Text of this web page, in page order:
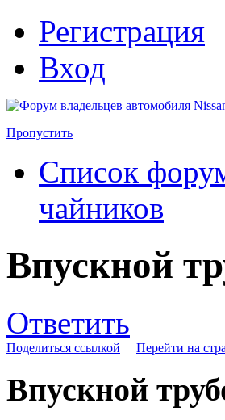
Регистрация
Вход
Пропустить
Список
чайников
Впускной
Ответить
Поделиться ссылкой Перейти на
Впускной